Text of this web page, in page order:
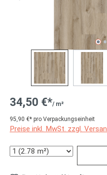
34,50 €*/ m²
95,90 €* pro Verpackungseinheit
Preise inkl. MwSt. zzgl.
Anzahl